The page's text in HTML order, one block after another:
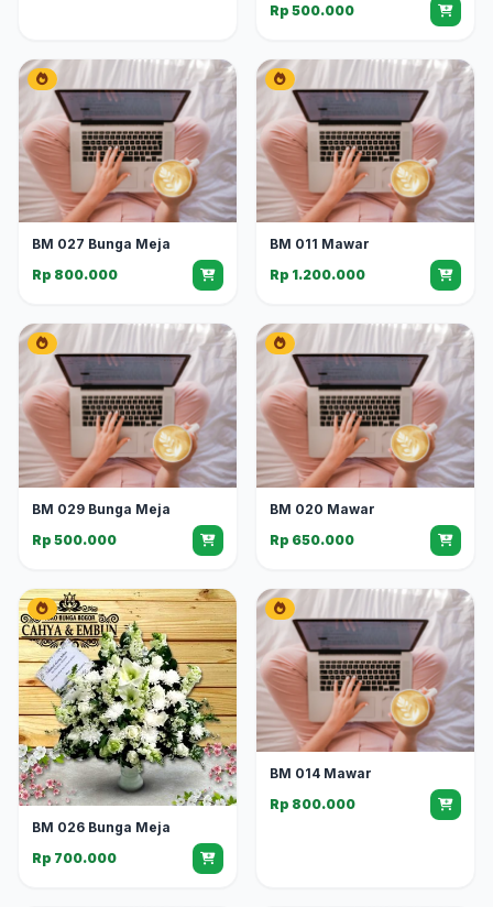
Rp 500.000
BM 027 Bunga Meja
Rp 800.000
BM 011 Mawar
Rp 1.200.000
BM 029 Bunga Meja
Rp 500.000
BM 020 Mawar
Rp 650.000
BM 026 Bunga Meja
Rp 700.000
BM 014 Mawar
Rp 800.000